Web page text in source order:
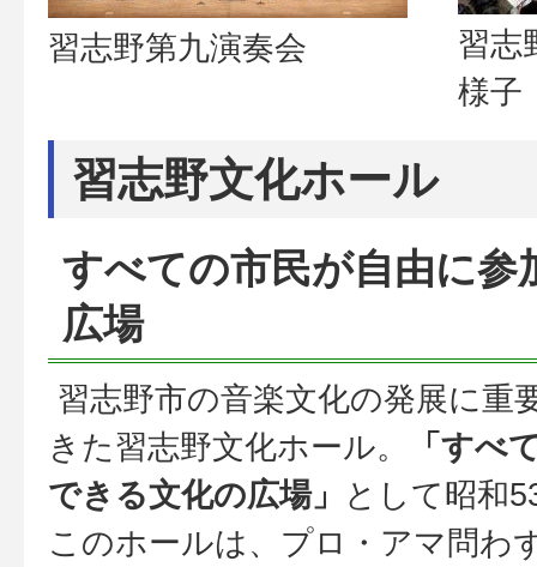
習志野第九演奏会
習志
様子
習志野文化ホール
すべての市民が自由に参
広場
習志野市の音楽文化の発展に重
きた習志野文化ホール。
「すべ
できる文化の広場」
として昭和
このホールは、プロ・アマ問わ